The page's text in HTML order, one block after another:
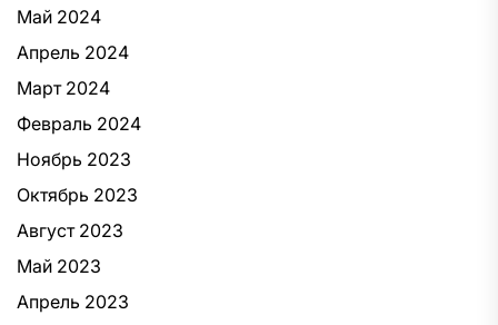
Май 2024
Апрель 2024
Март 2024
Февраль 2024
Ноябрь 2023
Октябрь 2023
Август 2023
Май 2023
Апрель 2023